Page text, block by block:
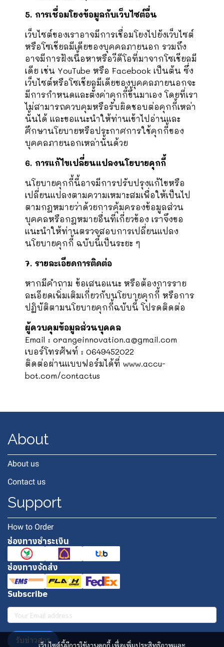
5. การเชื่อมโยงข้อมูลกับเว็บไซต์อื่น
เว็บไซต์ของเราอาจมีการเชื่อมโยงไปยังเว็บไซต์
หรือโซเชียลมีเดียของบุคคลภายนอก รวมถึง
อาจมีการฝังเนื้อหาหรือวีดีโอที่มาจากโซเชียลมี
เดีย เช่น YouTube หรือ Facebook เป็นต้น ซึ่ง
เว็บไซต์หรือโซเชียลมีเดียของบุคคลภายนอกจะ
มีการกำหนดและตั้งค่าคุกกี้ขึ้นมาเอง โดยที่เรา
ไม่สามารถควบคุมหรือรับผิดชอบต่อคุกกี้เหล่า
นั้นได้ และขอแนะนำให้ท่านเข้าไปอ่านและ
ศึกษานโยบายหรือประกาศการใช้คุกกี้ของ
บุคคลภายนอกเหล่านั้นด้วย
6. การแก้ไขเปลี่ยนแปลงนโยบายคุกกี้
นโยบายคุกกี้นี้อาจมีการปรับปรุงแก้ไขหรือ
เปลี่ยนแปลงตามความเหมาะสมเพื่อให้เป็นไป
ตามกฎหมายว่าด้วยการคุ้มครองข้อมูลส่วน
บุคคลหรือกฎหมายอื่นที่เกี่ยวข้อง เราจึงขอ
แนะนำให้ท่านตรวจสอบการเปลี่ยนแปลง
นโยบายคุกกี้ ฉบับนี้เป็นระยะ ๆ
7. รายละเอียดการติดต่อ
หากมีคำถาม ข้อเสนอแนะ หรือต้องการราย
ละเอียดเพิ่มเติมเกี่ยวกับนโยบายคุกกี้ หรือการ
ปฏิบัติตามนโยบายคุกกี้ฉบับนี้ โปรดติดต่อ
ผู้ควบคุมข้อมูลส่วนบุคคล
Email : orangeinnovation.a@gmail.com
เบอร์โทรศัพท์ : 0649452022
ติดต่อผ่านแบบฟอร์มได้ที่ www.accu-
bot.com/contactus
เว็บไซต์นี้มีการใช้งานคุกกี้ เพื่อเพิ่มประสิทธิภาพและ
About
About us
Contact us
Support
How to Order
ช่องทางชำระเงิน
ช่องทางจัดส่ง
Subscribe
รับข่าวสาร